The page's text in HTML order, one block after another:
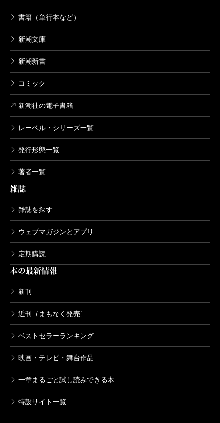
書籍（単行本など）
新潮文庫
新潮新書
コミック
新潮社の電子書籍
レーベル・シリーズ一覧
発行形態一覧
著者一覧
雑誌
雑誌を探す
ウェブマガジンとアプリ
定期購読
本の最新情報
新刊
近刊（まもなく発売）
ベストセラーランキング
映画・テレビ・舞台作品
一章まるごと試し読みできる本
特設サイト一覧